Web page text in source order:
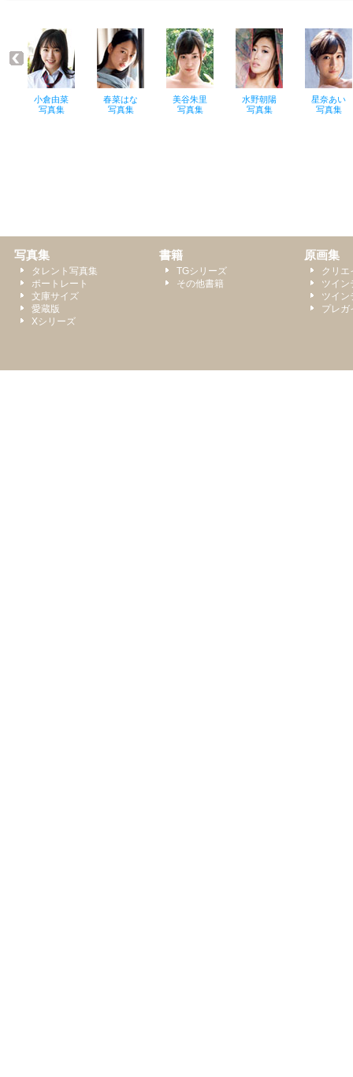
写真集
タレント写真集
ポートレート
文庫サイズ
愛蔵版
Xシリーズ
書籍
TGシリーズ
その他書籍
原画集
クリ
ツイン
ツイン
プレガ